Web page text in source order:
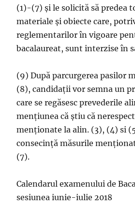
(1)-(7) și le solicită să predea
materiale și obiecte care,
reglementarilor în vigoare
bacalaureat, sunt interzise în
(9) După parcurgerea pasilor
(8), candidații vor semna un
care se regăsesc prevederile
mențiunea că știu că
menționate la alin. (3), (4) si
consecință măsurile
(7).
Calendarul examenului de
sesiunea iunie-iulie 2018